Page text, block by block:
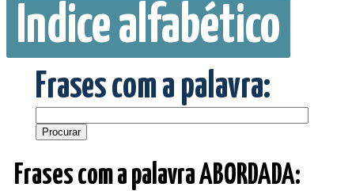
Índice alfabético
Frases com a palavra:
Frases com a palavra ABORDADA: